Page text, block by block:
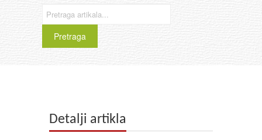
Detalji artikla